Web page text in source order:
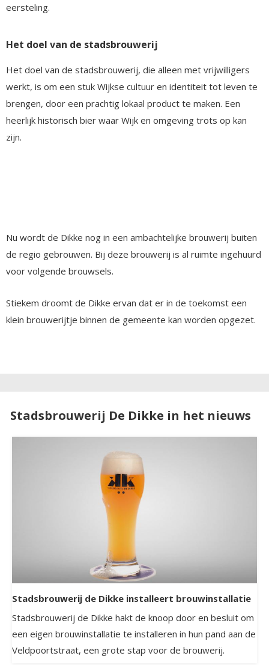
eersteling.
Het doel van de stadsbrouwerij
Het doel van de stadsbrouwerij, die alleen met vrijwilligers
werkt, is om een stuk Wijkse cultuur en identiteit tot leven te
brengen, door een prachtig lokaal product te maken. Een
heerlijk historisch bier waar Wijk en omgeving trots op kan
zijn.
Nu wordt de Dikke nog in een ambachtelijke brouwerij buiten
de regio gebrouwen. Bij deze brouwerij is al ruimte ingehuurd
voor volgende brouwsels.
Stiekem droomt de Dikke ervan dat er in de toekomst een
klein brouwerijtje binnen de gemeente kan worden opgezet.
Stadsbrouwerij De Dikke in het nieuws
Stadsbrouwerij de Dikke installeert brouwinstallatie
Stadsbrouwerij de Dikke hakt de knoop door en besluit om
een eigen brouwinstallatie te installeren in hun pand aan de
Veldpoortstraat, een grote stap voor de brouwerij.